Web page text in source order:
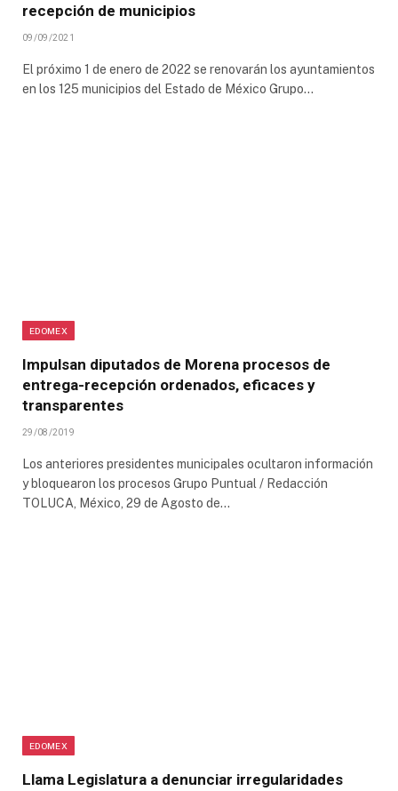
recepción de municipios
09/09/2021
El próximo 1 de enero de 2022 se renovarán los ayuntamientos
en los 125 municipios del Estado de México Grupo…
EDOMEX
Impulsan diputados de Morena procesos de
entrega-recepción ordenados, eficaces y
transparentes
29/08/2019
Los anteriores presidentes municipales ocultaron información
y bloquearon los procesos Grupo Puntual / Redacción
TOLUCA, México, 29 de Agosto de…
EDOMEX
Llama Legislatura a denunciar irregularidades